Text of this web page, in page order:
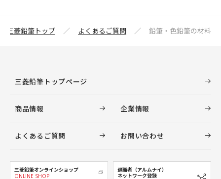
三菱鉛筆トップ よくあるご質問 鉛筆・色鉛筆の材料
三菱鉛筆トップページ
商品情報 企業情報
よくあるご質問 お問い合わせ
三菱鉛筆オンラインショップ
ONLINE SHOP
退職者（アルムナイ）
ネットワーク登録